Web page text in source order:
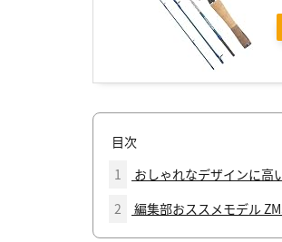
目次
1
おしゃれなデザインに高
2
編集部おススメモデル